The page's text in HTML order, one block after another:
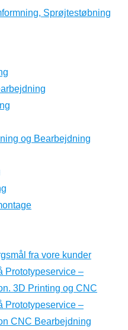
og Bearbejdning
fra vore kunder
Prototypeservice –
3D Printing og CNC
Prototypeservice –
CNC Bearbejdning